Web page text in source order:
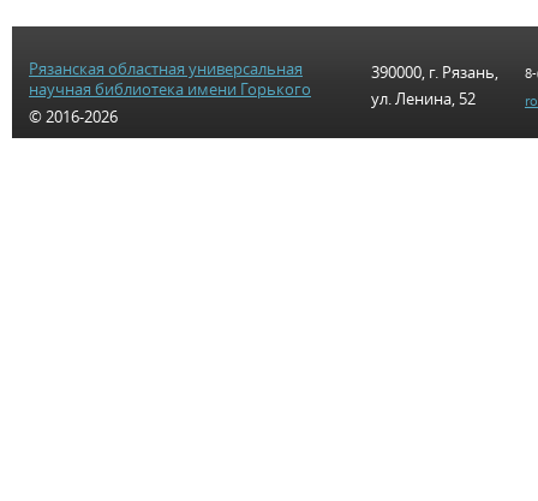
Рязанская областная универсальная
научная библиотека имени Горького
© 2016-2026
390000, г. Рязань,
ул. Ленина, 52